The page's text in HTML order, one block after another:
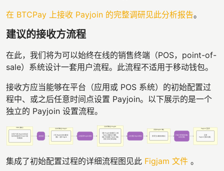
在 BTCPay 上接收 Payjoin 的完整调研见此分析报告。
建议的接收方流程
在此，我们将为可以始终在线的销售终端（POS，point-of-
sale）系统设计一套用户流程。此流程不适用于移动钱包。
接收方应当能够在平台（应用或 POS 系统）的初始配置过
程中、或之后任意时间点设置 Payjoin。以下展示的是一个
独立的 Payjoin 设置流程。
集成了初始配置过程的详细流程图见此 Figjam 文件 。